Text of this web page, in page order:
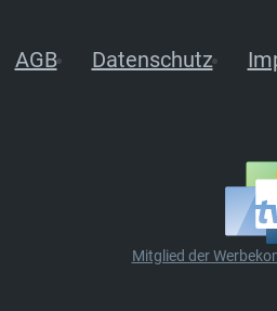
AGB Datenschutz
Mitglied der